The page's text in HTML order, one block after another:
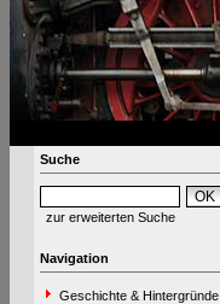
Suche
zur erweiterten Suche
Navigation
Geschichte & Hintergründe